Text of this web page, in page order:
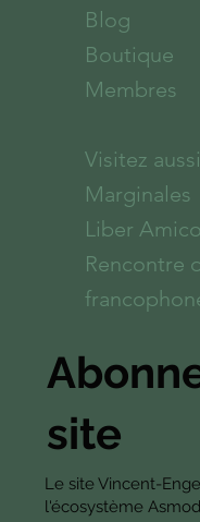
site
Le site Vincent-
l'écosystème
Blog
Boutique
Membres
Visitez
Marginales
Liber
Rencontre